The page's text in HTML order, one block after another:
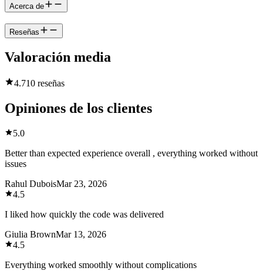
Acerca de
Reseñas
Valoración media
4.710 reseñas
Opiniones de los clientes
5.0
Better than expected experience overall , everything worked without
issues
Rahul DuboisMar 23, 2026
4.5
I liked how quickly the code was delivered
Giulia BrownMar 13, 2026
4.5
Everything worked smoothly without complications